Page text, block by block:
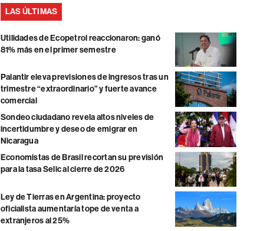
LAS ÚLTIMAS
Utilidades de Ecopetrol reaccionaron: ganó
81% más en el primer semestre
Palantir eleva previsiones de ingresos tras un
trimestre “extraordinario” y fuerte avance
comercial
Sondeo ciudadano revela altos niveles de
incertidumbre y deseo de emigrar en
Nicaragua
Economistas de Brasil recortan su previsión
para la tasa Selic al cierre de 2026
Ley de Tierras en Argentina: proyecto
oficialista aumentaría tope de venta a
extranjeros al 25%